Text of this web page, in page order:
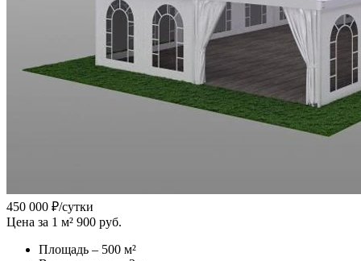
450 000 ₽/сутки
Цена за 1 м² 900 руб.
Площадь – 500 м²